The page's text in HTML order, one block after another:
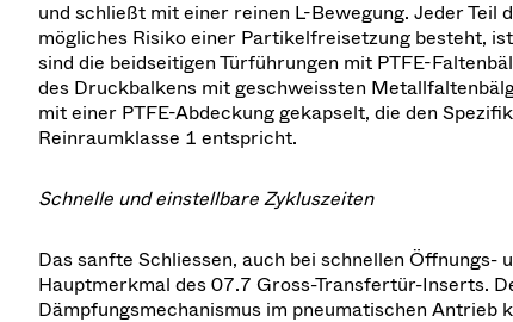
und schließt mit einer reinen L-Bewegung. Jeder Teil
mögliches Risiko einer Partikelfreisetzung besteht,
sind die beidseitigen Türführungen mit PTFE-
des Druckbalkens mit geschweissten
mit einer PTFE-Abdeckung gekapselt, die den
Reinraumklasse 1 entspricht.
Schnelle und einstellbare Zykluszeiten
Das sanfte Schliessen, auch bei schnellen Öffnungs-
Hauptmerkmal des 07.7 Gross-Transfertür-Inserts.
Dämpfungsmechanismus im pneumatischen Antrieb